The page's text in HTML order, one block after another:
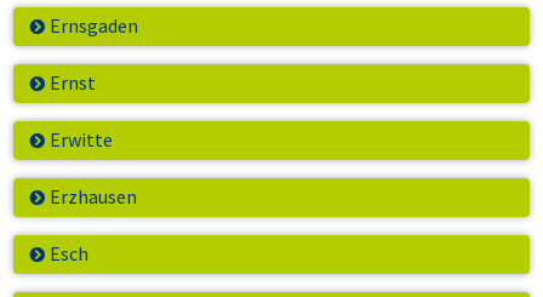
Ernsgaden
Ernst
Erwitte
Erzhausen
Esch